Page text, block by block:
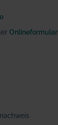
Onlineformular